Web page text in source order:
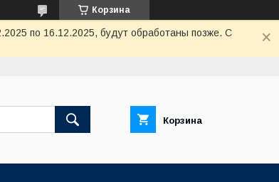
Корзина
по 16.12.2025, будут обработаны позже. С
Корзина